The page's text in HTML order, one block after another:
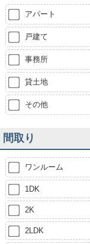
アパート
戸建て
事務所
貸土地
その他
間取り
ワンルーム
1DK
2K
2LDK